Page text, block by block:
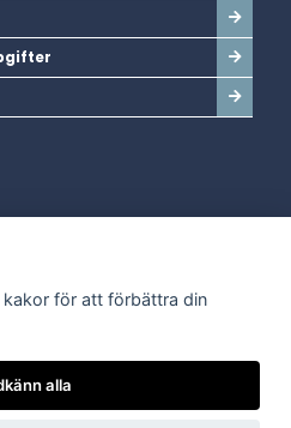
Leksand
kakor för att förbättra din
alla